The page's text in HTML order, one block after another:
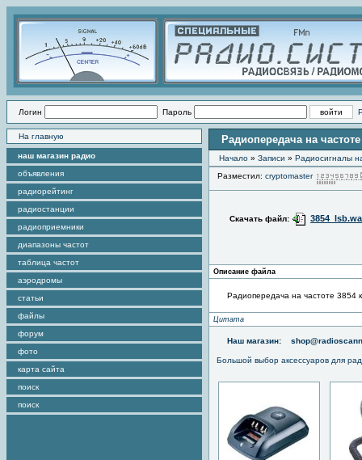
Логин Пароль
На главную
наш магазин радио
объявления
радиорейтинг
радиостанции
радиоприемники
диапазоны частот
таблица частот
аэродромы
статьи
файлы
форум
фото
карта сайта
поиск
поиск
Радиопередача на
Начало » Записи » Радиоcигналы
Разместил: cryptomaster
Скачать файл:
Описание файла
Радиопередача на частоте 3854
Цитата
Наш магазин:
Большой выбор аксессуаров для